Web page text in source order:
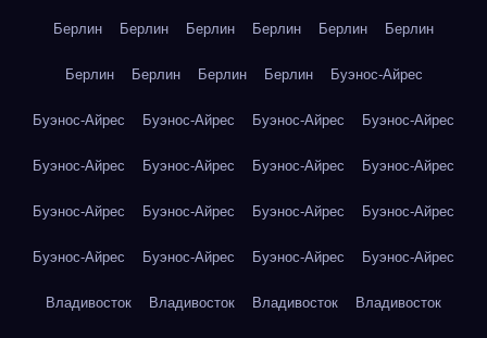
Берлин Берлин Берлин Берлин Берлин Берлин
Берлин Берлин Берлин Берлин Буэнос-Айрес
Буэнос-Айрес Буэнос-Айрес Буэнос-Айрес Буэнос-Айрес
Буэнос-Айрес Буэнос-Айрес Буэнос-Айрес Буэнос-Айрес
Буэнос-Айрес Буэнос-Айрес Буэнос-Айрес Буэнос-Айрес
Буэнос-Айрес Буэнос-Айрес Буэнос-Айрес Буэнос-Айрес
Владивосток Владивосток Владивосток Владивосток